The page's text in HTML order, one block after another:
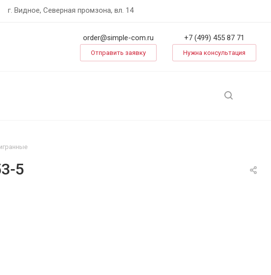
г. Видное, Северная промзона, вл. 14
order@simple-com.ru
Отправить заявку
+7 (499) 455 87 71
Нужна консультация
5